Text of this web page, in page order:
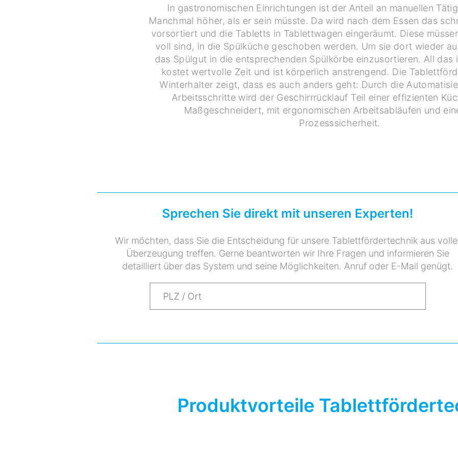
In gastronomischen Einrichtungen ist der Anteil an manuellen
Manchmal höher, als er sein müsste. Da wird nach dem Essen das
vorsortiert und die Tabletts in Tablettwagen eingeräumt. Diese
voll sind, in die Spülküche geschoben werden. Um sie dort wieder
das Spülgut in die entsprechenden Spülkörbe einzusortieren. All das
kostet wertvolle Zeit und ist körperlich anstrengend. Die
Winterhalter zeigt, dass es auch anders geht: Durch die
Arbeitsschritte wird der Geschirrrücklauf Teil einer effizienten
Maßgeschneidert, mit ergonomischen Arbeitsabläufen und
Prozesssicherheit.
Sprechen Sie direkt mit unseren Experten!
Wir möchten, dass Sie die Entscheidung für unsere Tablettfördertechnik aus
Überzeugung treffen. Gerne beantworten wir Ihre Fragen und informieren Sie
detailliert über das System und seine Möglichkeiten. Anruf oder E-Mail genügt.
Produktvorteile